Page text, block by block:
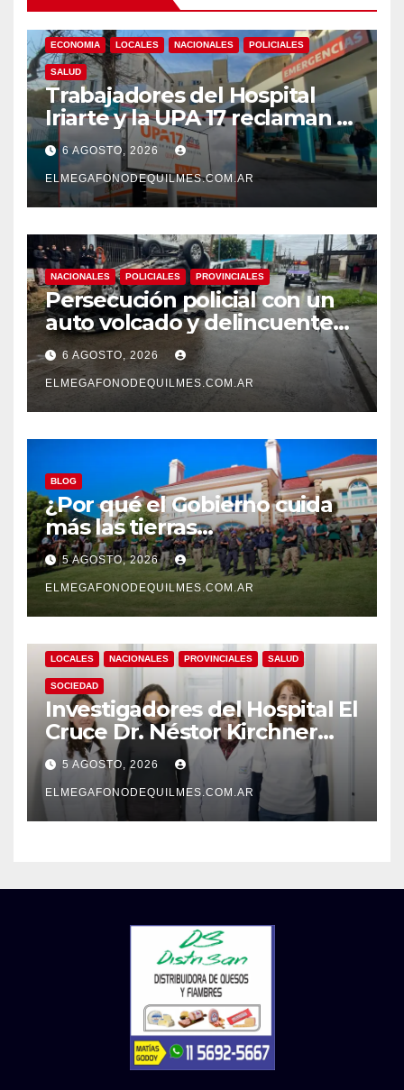
ECONOMIA LOCALES NACIONALES POLICIALES
SALUD
Trabajadores del Hospital
Iriarte y la UPA 17 reclaman el
pase a planta de becarios y
mejoras laborales
6 AGOSTO, 2026
ELMEGAFONODEQUILMES.COM.AR
NACIONALES POLICIALES PROVINCIALES
Persecución policial con un
auto volcado y delincuentes
detenidos en San Francisco
Solano
6 AGOSTO, 2026
ELMEGAFONODEQUILMES.COM.AR
BLOG
¿Por qué el Gobierno cuida
más las tierras
extranjerizadas que el
patrimonio de todos los
argentinos?
5 AGOSTO, 2026
ELMEGAFONODEQUILMES.COM.AR
LOCALES NACIONALES PROVINCIALES SALUD
SOCIEDAD
Investigadores del Hospital El
Cruce Dr. Néstor Kirchner
desarrollan un estudio
pionero sobre el
envejecimiento cerebral y las
demencias
5 AGOSTO, 2026
ELMEGAFONODEQUILMES.COM.AR